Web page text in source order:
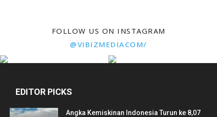
FOLLOW US ON INSTAGRAM
@VIBIZMEDIACOM/
EDITOR PICKS
Angka Kemiskinan Indonesia Turun ke 8,07